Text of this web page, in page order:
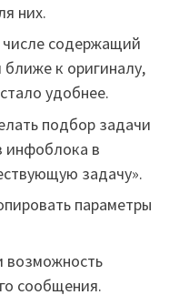
них.
числе содержащий
ближе к оригиналу,
удобнее.
подбор задачи
инфоблока в
задачу».
параметры
возможность
сообщения.